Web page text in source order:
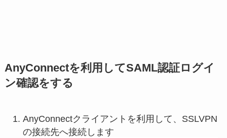
AnyConnectを利用してSAML認証ログイ
ン確認をする
AnyConnectクライアントを利用して、SSLVPN
の接続先へ接続します